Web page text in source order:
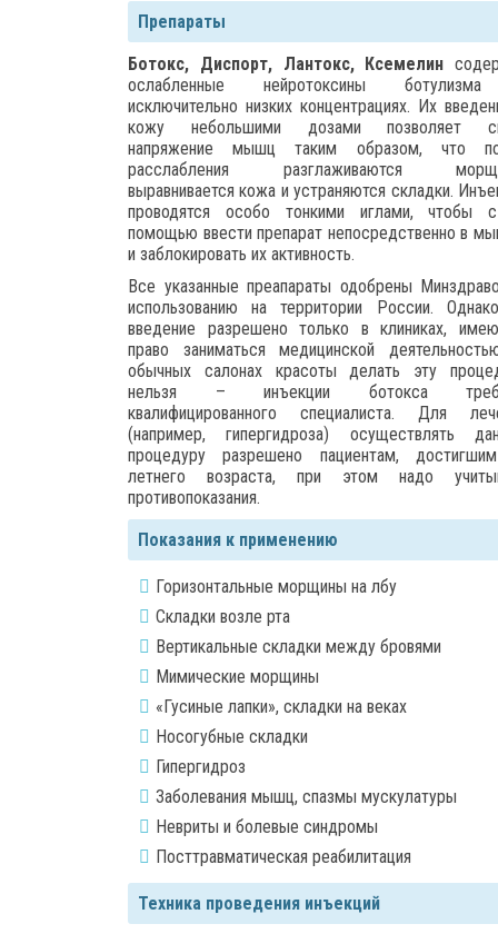
Препараты
Ботокс, Диспорт, Лантокс, Ксемелин
ослабленные нейротоксины
исключительно низких концентрациях. Их
кожу небольшими дозами позволяет
напряжение мышц таким образом, что
расслабления разглаживаются
выравнивается кожа и устраняются складки.
проводятся особо тонкими иглами, чтобы
помощью ввести препарат непосредственно в
и заблокировать их активность.
Все указанные преапараты одобрены
использованию на территории России.
введение разрешено только в клиниках,
право заниматься медицинской
обычных салонах красоты делать эту
нельзя – инъекции ботокса
квалифицированного специалиста. Для
(например, гипергидроза) осуществлять
процедуру разрешено пациентам,
летнего возраста, при этом надо
противопоказания.
Показания к применению
Горизонтальные морщины на лбу
Складки возле рта
Вертикальные складки между бровями
Мимические морщины
«Гусиные лапки», складки на веках
Носогубные складки
Гипергидроз
Заболевания мышц, спазмы мускулатуры
Невриты и болевые синдромы
Посттравматическая реабилитация
Техника проведения инъекций